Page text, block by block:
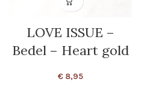
LOVE ISSUE –
Bedel – Heart gold
€ 8,95